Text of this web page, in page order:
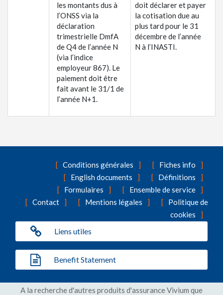
les montants dus à
l’ONSS via la
déclaration
trimestrielle DmfA
de Q4 de l’année N
(via l’indice
employeur 867). Le
paiement doit être
fait avant le 31/1 de
l’année N+1.
doit déclarer et payer
la cotisation due au
plus tard pour le 31
décembre de l’année
N à l’INASTI.
Conditions générales
Fiches info
English documents
Définitions
Formulaires
Ensemble de service
Contact
Mentions légales
Politique de
cookies
Liens utiles
Benefit Statement
A la recherche d'autres produits d'assurance Vivium que